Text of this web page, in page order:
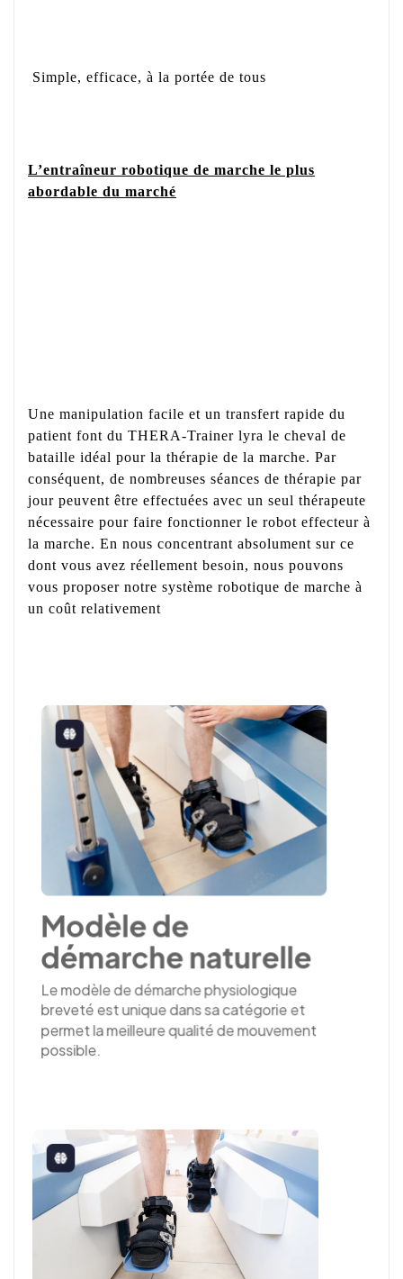
Simple, efficace, à la portée de tous
L’entraîneur robotique de marche le plus
abordable du marché
Une manipulation facile et un transfert rapide du
patient font du THERA-Trainer lyra le cheval de
bataille idéal pour la thérapie de la marche. Par
conséquent, de nombreuses séances de thérapie par
jour peuvent être effectuées avec un seul thérapeute
nécessaire pour faire fonctionner le robot effecteur à
la marche. En nous concentrant absolument sur ce
dont vous avez réellement besoin, nous pouvons
vous proposer notre système robotique de marche à
un coût relativement